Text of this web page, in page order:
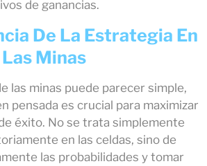
de ganancias.
De La Estrategia En
Minas
las minas puede parecer simple,
pensada es crucial para maximizar
éxito. No se trata simplemente
en las celdas, sino de
las probabilidades y tomar